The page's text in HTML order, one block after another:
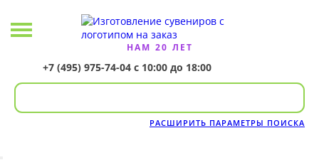
НАМ 20 ЛЕТ
+7 (495) 975-74-04 с 10:00 до 18:00
РАСШИРИТЬ ПАРАМЕТРЫ ПОИСКА